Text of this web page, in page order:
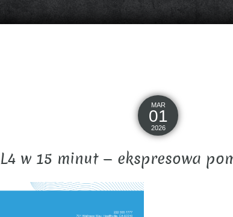
MAR
01
2026
L4 w 15 minut — ekspresowa